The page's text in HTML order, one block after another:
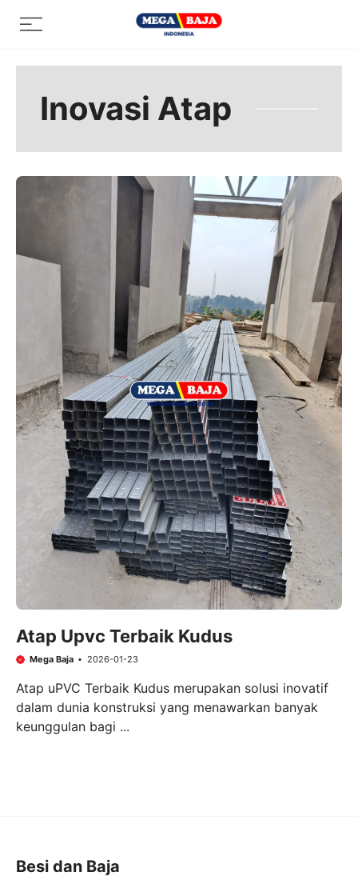
Menu
Inovasi Atap
Atap Upvc Terbaik Kudus
Mega Baja 2026-01-23
Atap uPVC Terbaik Kudus merupakan solusi inovatif
dalam dunia konstruksi yang menawarkan banyak
keunggulan bagi ...
Besi dan Baja